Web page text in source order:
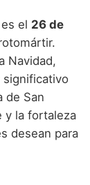
el 26 de
Navidad,
significativo
de San
y la fortaleza
desean para